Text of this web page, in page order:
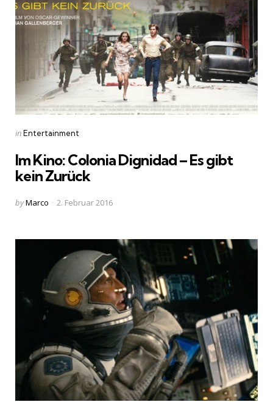
Categories
Posted
inEntertainment
Im Kino: Colonia Dignidad – Es gibt
kein Zurück
Posted
byMarco 2. Februar 2016